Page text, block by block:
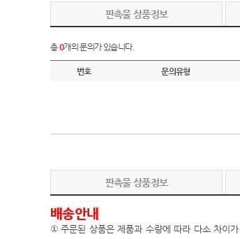
판촉물 상품정보
총0개의 문의가 있습니다.
번호 문의유형
판촉물 상품정보
배송안내
① 주문된 상품은 제품과 수량에 따라 다소 차이